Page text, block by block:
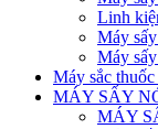
Linh
Máy
Máy
Máy sắc thuốc
MÁY SẤY
MÁY